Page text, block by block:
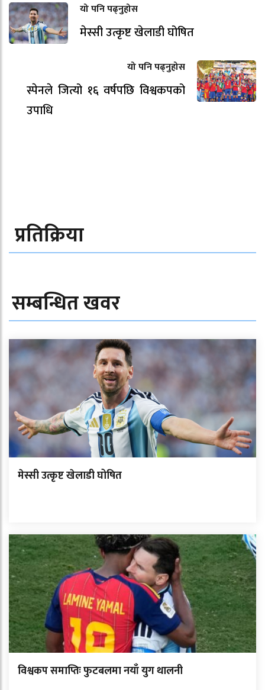
यो पनि पढ्नुहोस
मेस्सी उत्कृष्ट खेलाडी घोषित
यो पनि पढ्नुहोस
स्पेनले जित्यो १६ वर्षपछि विश्वकपको
उपाधि
प्रतिक्रिया
सम्बन्धित खवर
मेस्सी उत्कृष्ट खेलाडी घोषित
विश्वकप समाप्तिः फुटबलमा नयाँ युग थालनी